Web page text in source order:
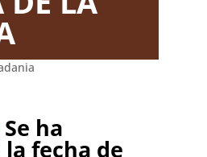
Se ha
fecha de